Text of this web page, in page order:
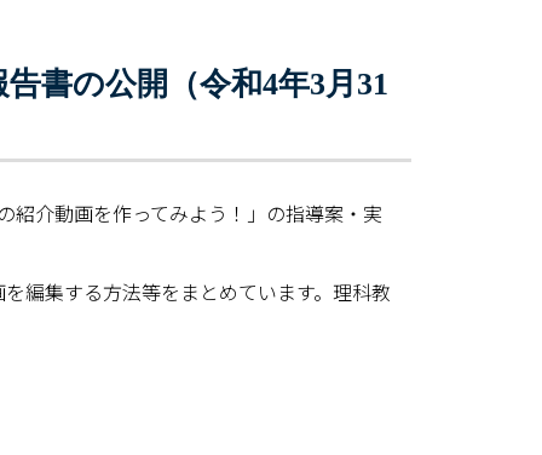
書の公開（令和4年3月31
紹介動画を作ってみよう！」の指導案・実
編集する方法等をまとめています。理科教